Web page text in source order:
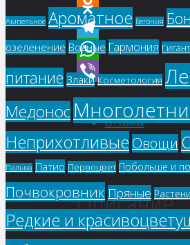
Facebook
Odnoklassniki
Telegram
WhatsApp
Отзывы
(0)
Описание
Ампельное Ароматное Бегония
озеленение Водные Гармония
питание Злаки Косметология
Медонос
Неприхотливые Овощи
Пальма Патио Первоцвет Побольше и
Почвокровник Пряные
Редкие и